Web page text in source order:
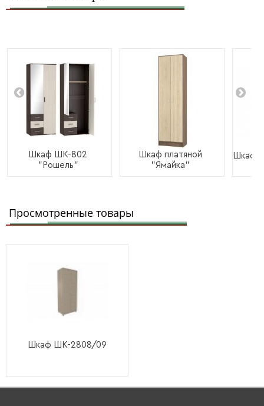
Шкаф ШК-802
"Рошель"
Шкаф платяной
"Ямайка"
Шкаф
Просмотренные товары
Шкаф ШК-2808/09